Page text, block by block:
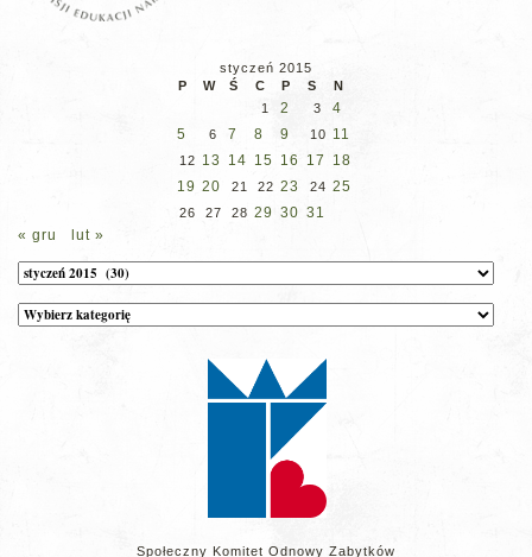
styczeń 2015
P
W Ś C P S
N
1
2 3
4
5
6 7 8 9 10 11
12 13 14 15 16 17
18
19 20 21 22 23 24 25
26 27 28 29 30 31
« gru
lut »
Archiwum
Kategorie
wpisów
Społeczny Komitet Odnowy Zabytków